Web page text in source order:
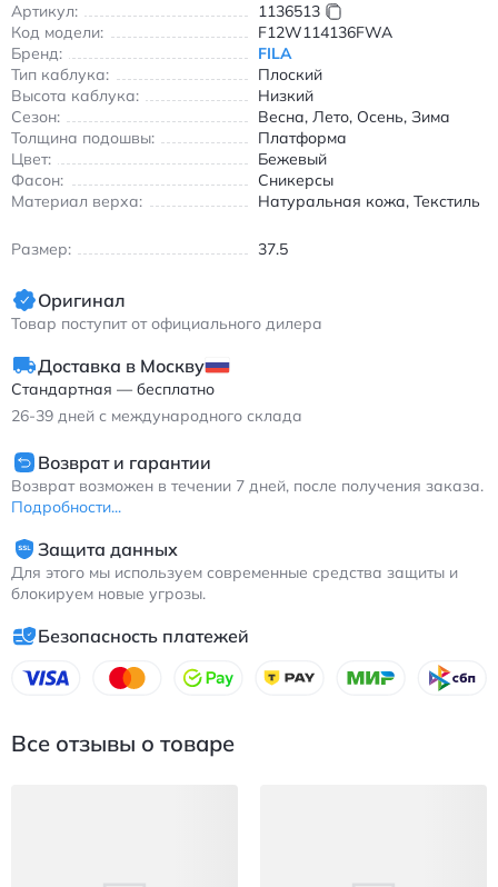
прогулок, походов в город и активного отдыха. Внутренняя
отделка из дышащих материалов предотвращает потливость
ног. Кроссовки имеют удобную шнуровку и эргономичную
форму, повторяющую контуры стопы. Идеальный выбор для
тех, кто ценит качество и индивидуальный стиль. Фила FM7
женские кроссовки с амортизацией и износостойкими
материалами бело-коричневого цвета.
Артикул:
1136513
Код модели:
F12W114136FWA
Бренд:
FILA
Тип каблука:
Плоский
Высота каблука:
Низкий
Сезон:
Весна, Лето, Осень, Зима
Толщина подошвы:
Платформа
Цвет:
Бежевый
Фасон:
Сникерсы
Материал верха:
Натуральная кожа, Текстиль
Размер: 37.5
Оригинал
Товар поступит от официального дилера
Доставка в Москву
Стандартная — бесплатно
26-39 дней с международного склада
Возврат и гарантии
Возврат возможен в течении 7 дней, после получения заказа.
Подробности...
Защита данных
Для этого мы используем современные средства защиты и
блокируем новые угрозы.
Безопасность платежей
Все отзывы о товаре